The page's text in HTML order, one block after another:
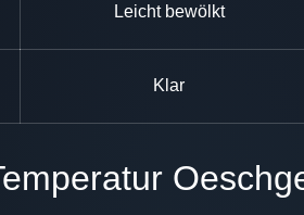
Leicht bewölkt
Klar
Temperatur